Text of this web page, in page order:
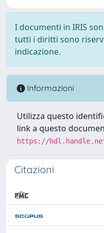
I documenti in IRIS
tutti i diritti sono
indicazione.
Informazioni
Utilizza questo
link a questo
https://
Citazioni